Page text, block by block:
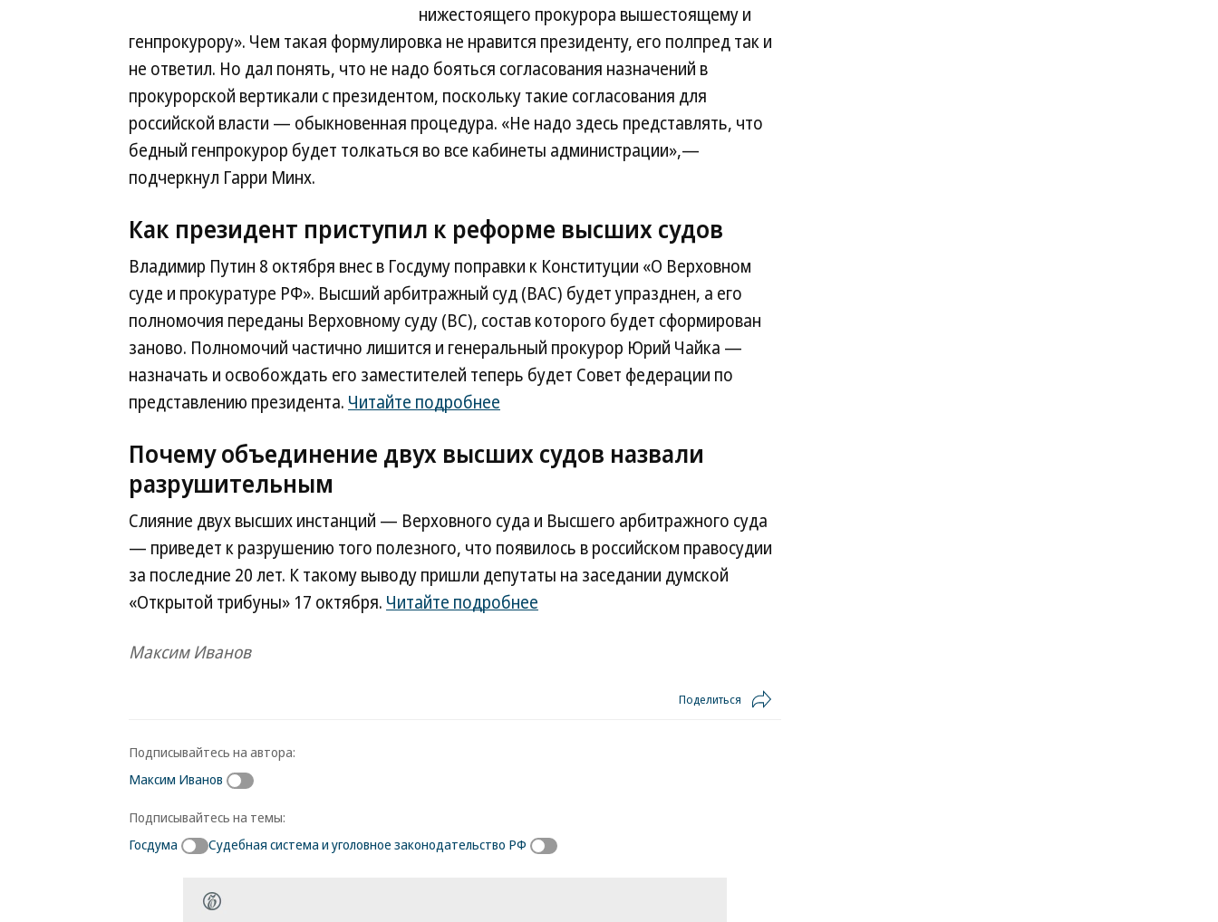
нижестоящего прокурора вышестоящему и
генпрокурору». Чем такая формулировка не нравится президенту, его полпред так и
не ответил. Но дал понять, что не надо бояться согласования назначений в
прокурорской вертикали с президентом, поскольку такие согласования для
российской власти — обыкновенная процедура. «Не надо здесь представлять, что
бедный генпрокурор будет толкаться во все кабинеты администрации»,—
подчеркнул Гарри Минх.
Как президент приступил к реформе высших судов
Владимир Путин 8 октября внес в Госдуму поправки к Конституции «О Верховном
суде и прокуратуре РФ». Высший арбитражный суд (ВАС) будет упразднен, а его
полномочия переданы Верховному суду (ВС), состав которого будет сформирован
заново. Полномочий частично лишится и генеральный прокурор Юрий Чайка —
назначать и освобождать его заместителей теперь будет Совет федерации по
представлению президента. Читайте подробнее
Почему объединение двух высших судов назвали
разрушительным
Слияние двух высших инстанций — Верховного суда и Высшего арбитражного суда
— приведет к разрушению того полезного, что появилось в российском правосудии
за последние 20 лет. К такому выводу пришли депутаты на заседании думской
«Открытой трибуны» 17 октября. Читайте подробнее
Максим Иванов
Поделиться
Подписывайтесь на автора:
Максим Иванов
Подписывайтесь на темы:
Госдума
Судебная система и уголовное законодательство РФ